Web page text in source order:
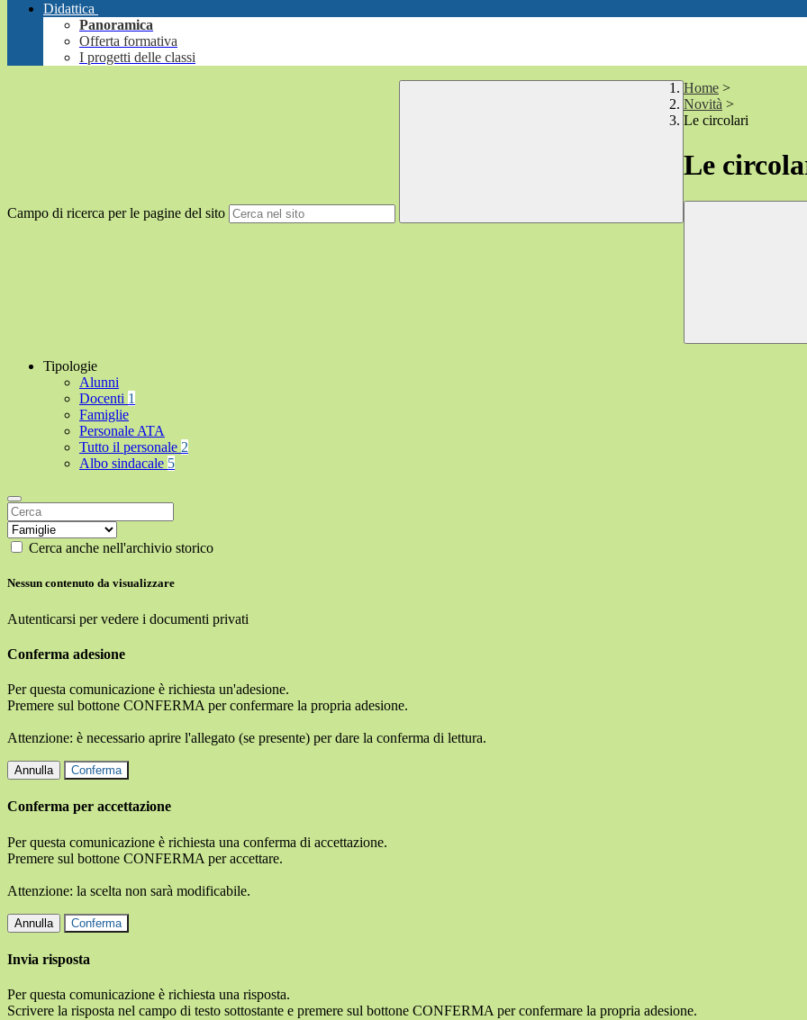
Didattica
Panoramica
Offerta formativa
I progetti delle classi
Campo di ricerca per le pagine del sito
Home >
Novità >
Le circolari
Le
Tipologie
Alunni
Docenti 1
Famiglie
Personale ATA
Tutto il personale 2
Albo sindacale 5
Cerca anche nell'archivio storico
Nessun contenuto da visualizzare
Autenticarsi per vedere i documenti privati
Conferma adesione
Per questa comunicazione è richiesta un'adesione.
Premere sul bottone CONFERMA per confermare la propria adesione.
Attenzione: è necessario aprire l'allegato (se presente) per dare la conferma di lettura.
Annulla Conferma
Conferma per accettazione
Per questa comunicazione è richiesta una conferma di accettazione.
Premere sul bottone CONFERMA per accettare.
Attenzione: la scelta non sarà modificabile.
Annulla Conferma
Invia risposta
Per questa comunicazione è richiesta una risposta.
Scrivere la risposta nel campo di testo sottostante e premere sul bottone CONFERMA per confermare la propria adesione.